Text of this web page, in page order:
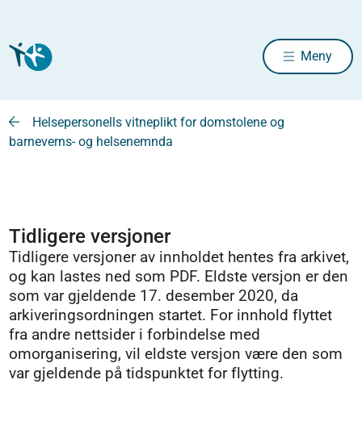
Meny
Helsepersonells vitneplikt for domstolene og
barneverns- og helsenemnda
Tidligere versjoner
Tidligere versjoner av innholdet hentes fra arkivet,
og kan lastes ned som PDF. Eldste versjon er den
som var gjeldende 17. desember 2020, da
arkiveringsordningen startet. For innhold flyttet
fra andre nettsider i forbindelse med
omorganisering, vil eldste versjon være den som
var gjeldende på tidspunktet for flytting.